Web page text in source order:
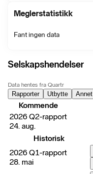
Meglerstatistikk
Fant ingen data
Selskapshendelser
Data hentes fra Quartr
Rapporter Utbytte Annet
Kommende
2026 Q2-rapport
24. aug.
Historisk
2026 Q1-rapport
28. mai